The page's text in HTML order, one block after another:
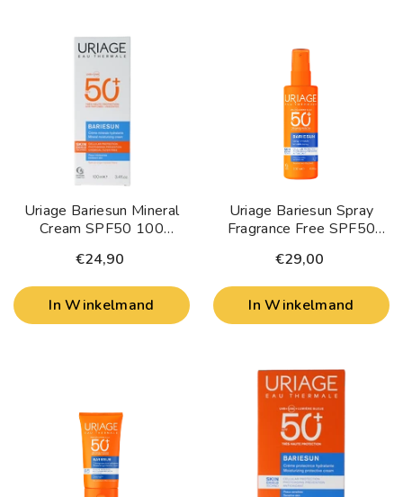
Uriage Bariesun Mineral
Cream SPF50 100
€24,90
In Winkelmand
Uriage Bariesun Spray
Fragrance Free SPF50
€29,00
In Winkelmand